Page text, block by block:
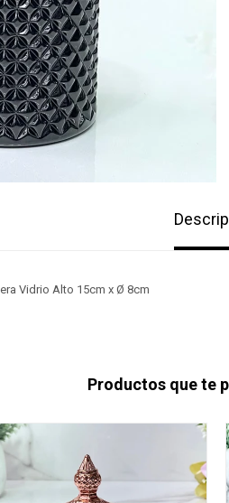
Vidrio Alto 15cm x Ø 8cm
Productos que te